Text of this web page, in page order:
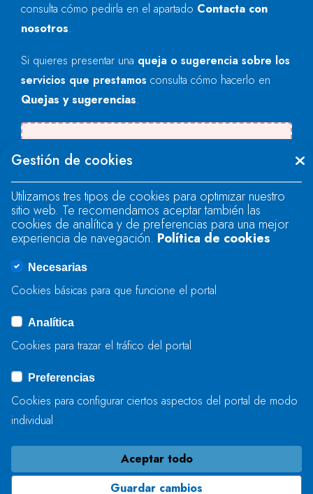
consulta cómo pedirla en el apartado Contacta con
nosotros.
Si quieres presentar una queja o sugerencia sobre los
servicios que prestamos consulta cómo hacerlo en
Quejas y sugerencias.
"text".
Se produjo un error al cargar el campo
"text".
Se produjo un error al cargar el campo
ENVIAR
Gestión de cookies
Utilizamos tres tipos de cookies para optimizar nuestro
sitio web. Te recomendamos aceptar también las
cookies de analítica y de preferencias para una mejor
experiencia de navegación. Política de cookies
Necesarias
Cookies básicas para que funcione el portal
Analítica
Cookies para trazar el tráfico del portal
Preferencias
Cookies para configurar ciertos aspectos del portal de modo
individual
Aceptar todo
Guardar cambios